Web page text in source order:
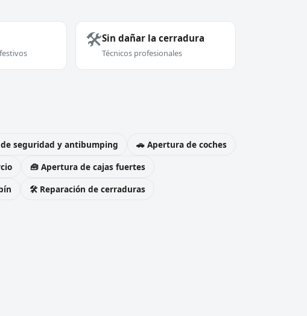
🛠️Sin dañar la cerradura
Técnicos profesionales
seguridad y antibumping
🚗 Apertura de coches
🧰 Apertura de cajas fuertes
🛠️ Reparación de cerraduras